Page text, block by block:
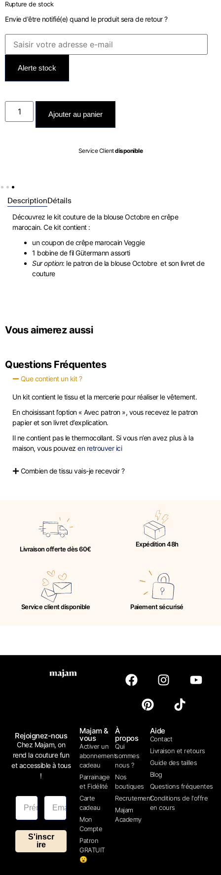
Rupture de stock
Envie d'être notifié(e) quand le produit sera de retour ?
Alerte stock
Ajouter au panier
Expédié entre le
DescriptionDétails
Découvrez le kit couture de la blouse Octobre en crêpe
marocain. Ce kit contient :
un coupon de crêpe marocain Veggie
1 bobine de fil Gütermann assorti
Sur option: le patron de la blouse Octobre et son livret de
couture
Vous aimerez aussi
Questions Fréquentes
Que contient un kit ?
Un kit contient le tissu et la mercerie pour réaliser le vêtement.
En choisissant l’option « Avec patron », vous recevez le patron
papier et son livret d’explication.
Il ne contient pas le thermocollant. Si vous n’en avez plus à la
maison, vous pouvez en retrouver ici
Combien de tissu vais-je recevoir ?
Livraison offerte dès 60€
Expédition 48h
Service client disponible Paiement sécurisé
Aide
Contact
Livraison et retours
Guide des tailles
Blog
Questions fréquentes
Conditions de l'offre
en cours
À
propos
Qui
sommes
nous ?
Nos
boutiques
Recrutement
Majam
Academy
Majam &
vous
Activer un
abonnement
cadeau
Parrainage
et Fidélité
Carte
cadeau
Mon
Compte
Patron
GRATUIT
😮
Rejoignez-nous
Chez Majam, on
rend la couture fun
et accessible à tous
!
S'inscr
ire